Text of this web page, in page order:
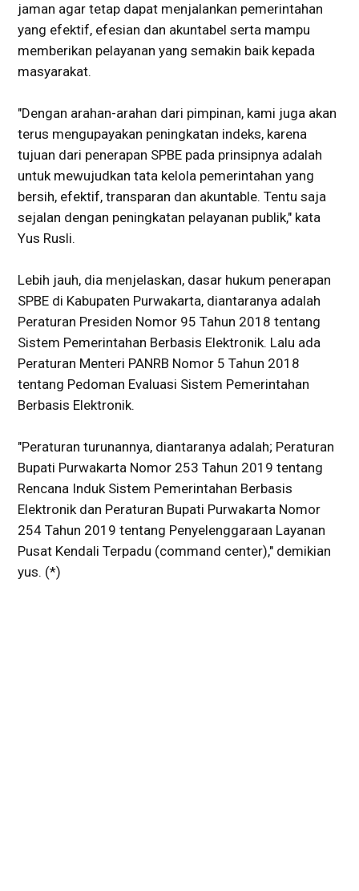
jaman agar tetap dapat menjalankan pemerintahan
yang efektif, efesian dan akuntabel serta mampu
memberikan pelayanan yang semakin baik kepada
masyarakat.
"Dengan arahan-arahan dari pimpinan, kami juga akan
terus mengupayakan peningkatan indeks, karena
tujuan dari penerapan SPBE pada prinsipnya adalah
untuk mewujudkan tata kelola pemerintahan yang
bersih, efektif, transparan dan akuntable. Tentu saja
sejalan dengan peningkatan pelayanan publik," kata
Yus Rusli.
Lebih jauh, dia menjelaskan, dasar hukum penerapan
SPBE di Kabupaten Purwakarta, diantaranya adalah
Peraturan Presiden Nomor 95 Tahun 2018 tentang
Sistem Pemerintahan Berbasis Elektronik. Lalu ada
Peraturan Menteri PANRB Nomor 5 Tahun 2018
tentang Pedoman Evaluasi Sistem Pemerintahan
Berbasis Elektronik.
"Peraturan turunannya, diantaranya adalah; Peraturan
Bupati Purwakarta Nomor 253 Tahun 2019 tentang
Rencana Induk Sistem Pemerintahan Berbasis
Elektronik dan Peraturan Bupati Purwakarta Nomor
254 Tahun 2019 tentang Penyelenggaraan Layanan
Pusat Kendali Terpadu (command center)," demikian
yus. (*)